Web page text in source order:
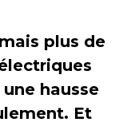
plus de
hausse
Et